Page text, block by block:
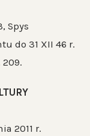
Spys
do 31 XII 46 r.
2011 r.